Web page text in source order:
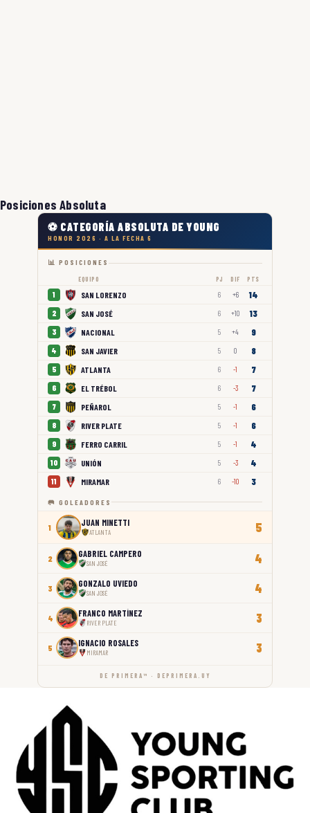
Posiciones Absoluta
⚽ CATEGORÍA ABSOLUTA DE YOUNG
HONOR 2026 · A LA FECHA 6
📊 POSICIONES
EQUIPO PJ DIF PTS
1 SAN LORENZO 6 +6 14
2 SAN JOSÉ 6 +10 13
3 NACIONAL 5 +4 9
4 SAN JAVIER 5 0 8
5 ATLANTA 6 -1 7
6 EL TRÉBOL 6 -3 7
7 PEÑAROL 5 -1 6
8 RIVER PLATE 5 -1 6
9 FERRO CARRIL 5 -1 4
10 UNIÓN 5 -3 4
11 MIRAMAR 6 -10 3
🥅 GOLEADORES
1 JUAN MINETTI
ATLANTA 5
2 GABRIEL CAMPERO
SAN JOSÉ 4
3 GONZALO UVIEDO
SAN JOSÉ 4
4 FRANCO MARTÍNEZ
RIVER PLATE 3
5 IGNACIO ROSALES
MIRAMAR 3
DE PRIMERA™ · DEPRIMERA.UY